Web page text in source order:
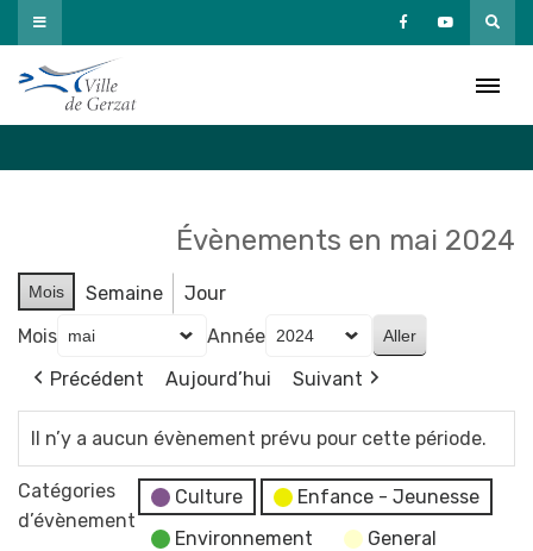
Passer
au
contenu
Évènements en mai 2024
Mois Semaine
Jour
Mois
Année
Précédent
Aujourd’hui Suivant
Il n’y a aucun évènement prévu pour cette période.
Catégories
d’évènement
Culture
Enfance - Jeunesse
Environnement
General